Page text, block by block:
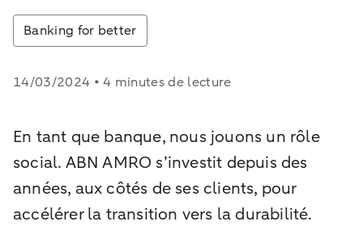
Banking for better
14/03/2024 • 4 minutes de lecture
En tant que banque, nous jouons un rôle
social. ABN AMRO s’investit depuis des
années, aux côtés de ses clients, pour
accélérer la transition vers la durabilité.